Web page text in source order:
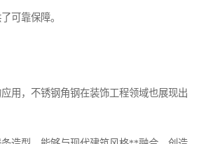
可靠保障。
用，不锈钢角钢在装饰工程领域也展现出